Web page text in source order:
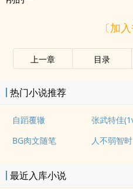
〔加
上一章 目录
热门小说推荐
自蹈覆辙 张武特佳
BG肉文随笔
人不弱智时
最近入库小说